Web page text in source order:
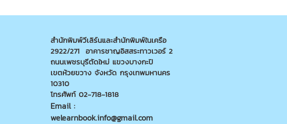
สำนักพิมพ์วีเลิร์นและสำนักพิมพ์ในเครือ
2922/271 อาคารชาญอิสสระทาวเวอร์ 2
ถนนเพชรบุรีตัดใหม่ แขวงบางกะปิ
เขตห้วยขวาง จังหวัด กรุงเทพมหานคร
10310
โทรศัพท์ 02-718-1818
Email :
welearnbook.info@gmail.com